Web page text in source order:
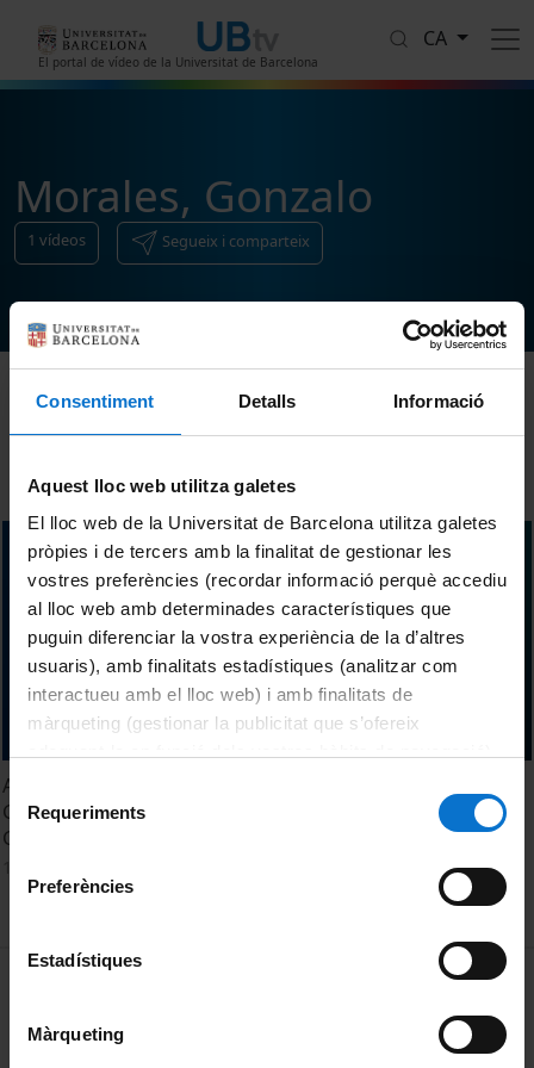
Consentiment Detalls Informació
Aquest lloc web utilitza galetes
El lloc web de la Universitat de Barcelona utilitza galetes
pròpies i de tercers amb la finalitat de gestionar les
vostres preferències (recordar informació perquè accediu
al lloc web amb determinades característiques que
puguin diferenciar la vostra experiència de la d’altres
usuaris), amb finalitats estadístiques (analitzar com
interactueu amb el lloc web) i amb finalitats de
màrqueting (gestionar la publicitat que s’ofereix
consultar laPolítica de galetes del lloc web de la
Selecció
de
consentiment
Requeriments
Preferències
Estadístiques
Màrqueting
El portal de vídeo de la Universitat de Barcelona
CA
Morales, Gonzalo
1 vídeos Segueix i comparteix
Acte de Graduació. Facultat de Dret. Promoció 2024-2025.
Grau en Ciències Polítiques i de l'Administració i Grau en
Gestió i Administració Pública
MENÚ PEU 1